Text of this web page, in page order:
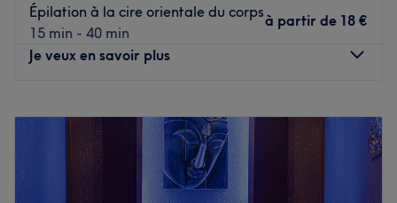
Épilation à la cire orientale du corps
15 min - 40 min
à partir de 18 €
Je veux en savoir plus
Mardi
11:00
Mercredi
11:00
20:00
Vendredi